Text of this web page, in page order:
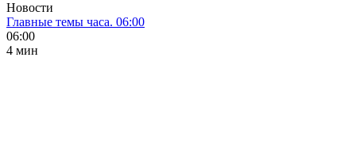
Новости
Главные темы часа. 06:00
06:00
4 мин